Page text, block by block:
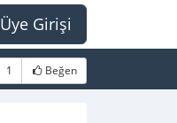
Üye Girişi
1 Beğen